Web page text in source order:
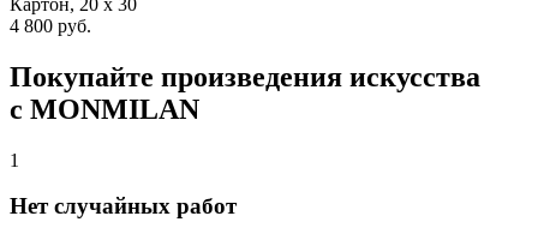
4 800 руб.
Покупайте произведения искусства
с MONMILAN
1
Нет случайных работ